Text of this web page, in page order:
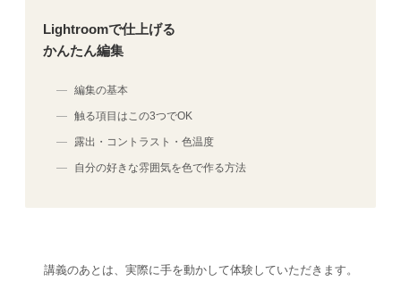
Lightroomで仕上げる
かんたん編集
編集の基本
触る項目はこの3つでOK
露出・コントラスト・色温度
自分の好きな雰囲気を色で作る方法
講義のあとは、実際に手を動かして体験していただきます。